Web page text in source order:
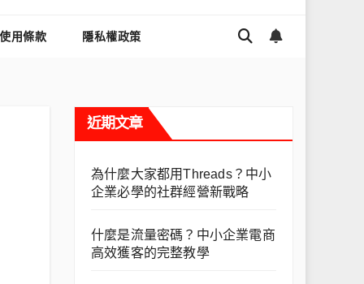
使用條款 隱私權政策
近期文章
為什麼大家都用Threads？中小
企業必學的社群經營新戰略
什麼是流量密碼？中小企業電商
高效獲客的完整教學